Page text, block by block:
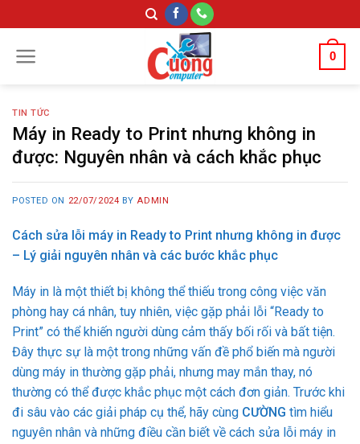
to
content
0
TIN TỨC
Máy in Ready to Print nhưng không in
được: Nguyên nhân và cách khắc phục
POSTED ON 22/07/2024 BY ADMIN
Cách sửa lỗi máy in Ready to Print nhưng không in được
– Lý giải nguyên nhân và các bước khắc phục
Máy in là một thiết bị không thể thiếu trong công việc văn
phòng hay cá nhân, tuy nhiên, việc gặp phải lỗi “Ready to
Print” có thể khiến người dùng cảm thấy bối rối và bất tiện.
Đây thực sự là một trong những vấn đề phổ biến mà người
dùng máy in thường gặp phải, nhưng may mắn thay, nó
thường có thể được khắc phục một cách đơn giản. Trước khi
đi sâu vào các giải pháp cụ thể, hãy cùng CƯỜNG tìm hiểu
nguyên nhân và những điều cần biết về cách sửa lỗi máy in